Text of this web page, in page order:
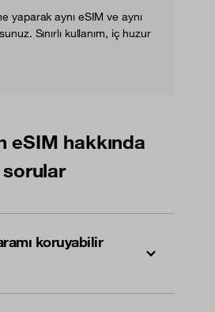
yaparak aynı eSIM ve aynı
Sınırlı kullanım, iç huzur
eSIM hakkında
sorular
koruyabilir